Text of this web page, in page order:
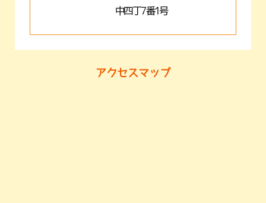
中四丁7番1号
アクセスマップ